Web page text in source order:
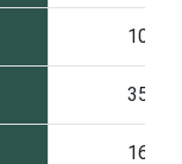
10
35
16